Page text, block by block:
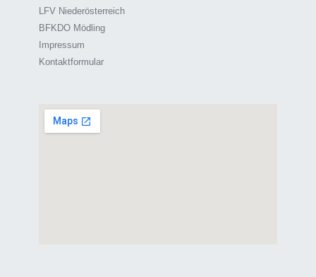
LFV Niederösterreich
BFKDO Mödling
Impressum
Kontaktformular